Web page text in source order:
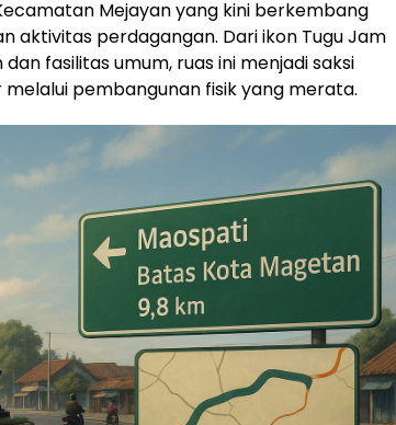
Mejayan yang kini berkembang
aktivitas perdagangan. Dari ikon Tugu Jam
fasilitas umum, ruas ini menjadi saksi
pembangunan fisik yang merata.